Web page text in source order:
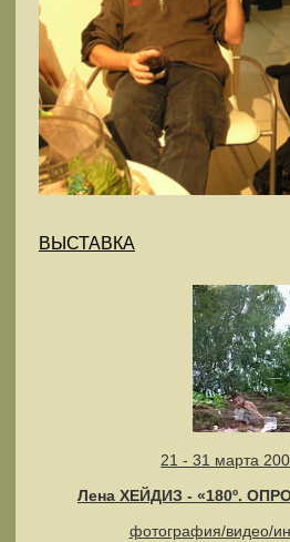
ВЫСТАВКА
21 - 31 марта
Лена ХЕЙДИЗ - «180º.
фотография/видео/